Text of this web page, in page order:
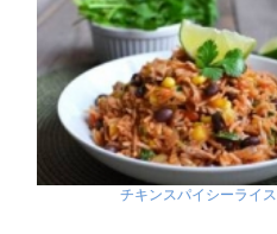
チキンスパイシーライス